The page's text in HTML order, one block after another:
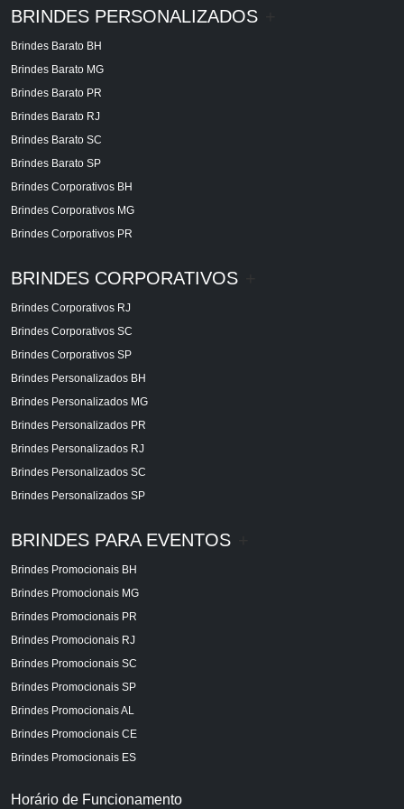
BRINDES PERSONALIZADOS
Brindes Barato BH
Brindes Barato MG
Brindes Barato PR
Brindes Barato RJ
Brindes Barato SC
Brindes Barato SP
Brindes Corporativos BH
Brindes Corporativos MG
Brindes Corporativos PR
BRINDES CORPORATIVOS
Brindes Corporativos RJ
Brindes Corporativos SC
Brindes Corporativos SP
Brindes Personalizados BH
Brindes Personalizados MG
Brindes Personalizados PR
Brindes Personalizados RJ
Brindes Personalizados SC
Brindes Personalizados SP
BRINDES PARA EVENTOS
Brindes Promocionais BH
Brindes Promocionais MG
Brindes Promocionais PR
Brindes Promocionais RJ
Brindes Promocionais SC
Brindes Promocionais SP
Brindes Promocionais AL
Brindes Promocionais CE
Brindes Promocionais ES
Horário de Funcionamento